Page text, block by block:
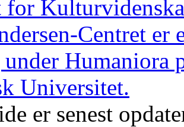
er senest